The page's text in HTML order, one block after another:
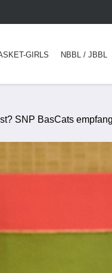
GIRLS NBBL / JBBL
SNP BasCats